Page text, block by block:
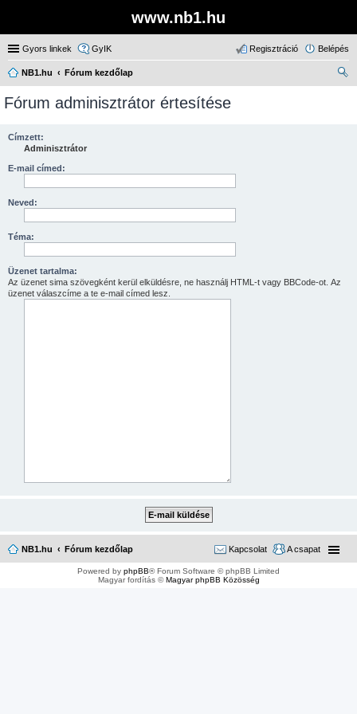
www.nb1.hu
Gyors linkek GyIK Belépés
Regisztráció
NB1.hu
Fórum kezdőlap
Fórum adminisztrátor értesítése
Címzett:
Adminisztrátor
E-mail címed:
Neved:
Téma:
Üzenet tartalma:
Az üzenet sima szövegként kerül elküldésre, ne használj HTML-t vagy BBCode-ot. Az
üzenet válaszcíme a te e-mail címed lesz.
NB1.hu Fórum kezdőlap A csapat
Kapcsolat
Powered by phpBB® Forum Software © phpBB Limited
Magyar fordítás ©Magyar phpBB Közösség